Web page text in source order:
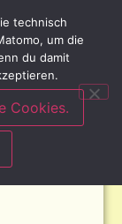
technisch
um die
du damit
Cookies.